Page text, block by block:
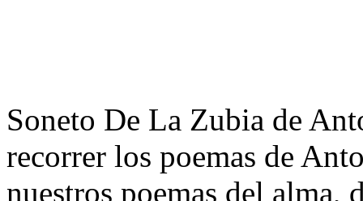
Soneto De La Zubia de
recorrer los poemas de
nuestros poemas del alma,